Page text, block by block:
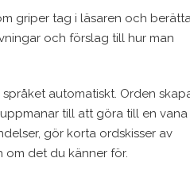
griper tag i läsaren och
och förslag till hur man
automatiskt. Orden
till att göra till en vana
gör korta ordskisser av
om det du känner för.